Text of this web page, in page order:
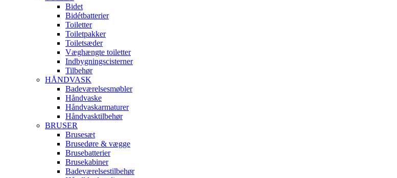
Bidet
Bidétbatterier
Toiletter
Toiletpakker
Toiletsæder
Væghængte toiletter
Indbygningscisterner
Tilbehør
HÅNDVASK
Badeværelsesmøbler
Håndvaske
Håndvaskarmaturer
Håndvasktilbehør
BRUSER
Brusesæt
Brusedøre & vægge
Brusebatterier
Brusekabiner
Badeværelsestilbehør